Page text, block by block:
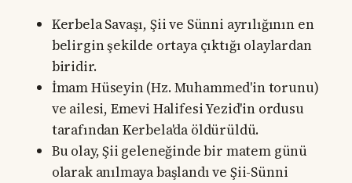
Kerbela Savaşı, Şii ve Sünni ayrılığının en
belirgin şekilde ortaya çıktığı olaylardan
biridir.
İmam Hüseyin (Hz. Muhammed'in torunu)
ve ailesi, Emevi Halifesi Yezid'in ordusu
tarafından Kerbela'da öldürüldü.
Bu olay, Şii geleneğinde bir matem günü
olarak anılmaya başlandı ve Şii-Sünni